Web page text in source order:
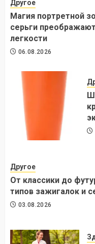
Другое
Магия портретной
серьги
легкости
06.08.2026
Другое
От классики до
типов зажигалок и
03.08.2026